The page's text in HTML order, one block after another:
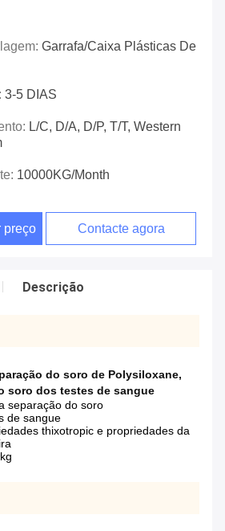
Garrafa/caixa Plásticas De
3-5 DIAS
L/C, D/A, D/P, T/T, Western
10000KG/Month
preço Contacte agora
Descrição
do soro de Polysiloxane,
soro dos testes de sangue
separação do soro
de sangue
thixotropic e propriedades da